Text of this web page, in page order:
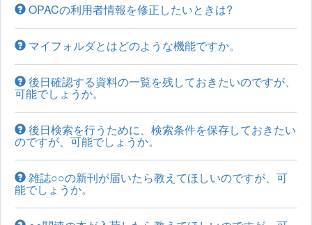
OPACの利用者情報を修正したいときは?
マイフォルダとはどのような機能ですか。
後日確認する資料の一覧を残しておきたいのですが、
可能でしょうか。
後日検索を行うために、検索条件を保存しておきたい
のですが、可能でしょうか。
雑誌○○の新刊が届いたら教えてほしいのですが、可
能でしょうか。